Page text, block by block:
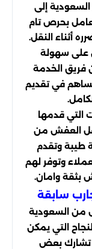
إلى
بحرص تام
أثناء النقل.
على سهولة
فريق الخدمة
في تقديم
التي قدمها
نقل العفش من
طيبة وتقدم
وتوفر لهم
بثقة وامان.
سابقة
من السعودية
التي يمكن
تشارك بعض